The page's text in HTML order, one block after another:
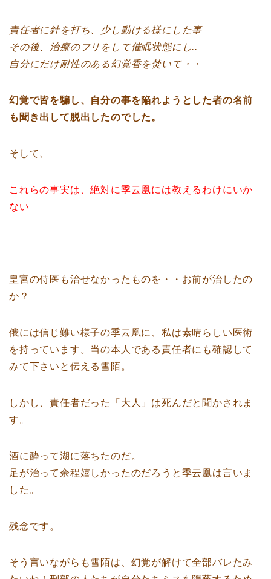
責任者に針を打ち、少し動ける様にした事
その後、治療のフリをして催眠状態にし..
自分にだけ耐性のある幻覚香を焚いて・・
幻覚で皆を騙し、自分の事を陥れようとした者の名前
も聞き出して脱出したのでした。
そして、
これらの事実は、絶対に季云凰には教えるわけにいか
ない
皇宮の侍医も治せなかったものを・・お前が治したの
か？
俄には信じ難い様子の季云凰に、私は素晴らしい医術
を持っています。当の本人である責任者にも確認して
みて下さいと伝える雪陌。
しかし、責任者だった「大人」は死んだと聞かされま
す。
酒に酔って湖に落ちたのだ。
足が治って余程嬉しかったのだろうと季云凰は言いま
した。
残念です。
そう言いながらも雪陌は、幻覚が解けて全部バレたみ